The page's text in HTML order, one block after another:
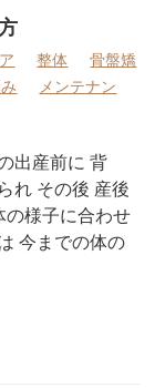
整体
骨盤矯
メンテナン
出産前に 背
れ その後 産後
の様子に合わせ
今までの体の